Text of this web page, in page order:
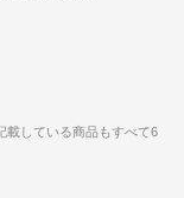
載している商品もすべて6